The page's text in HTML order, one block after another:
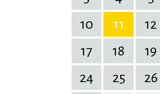
10
11 12
17
18 19
24
25 26